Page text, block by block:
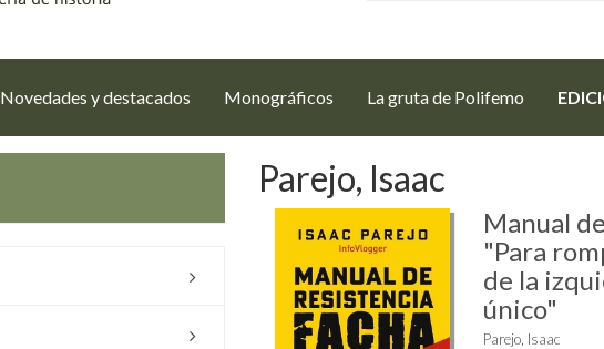
Novedades y destacados Monográficos La gruta de Polifemo
Parejo, Isaac
Manual
"Para
de la
único"
Parejo, Isaac